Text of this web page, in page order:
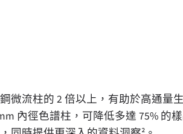
微流柱的 2 倍以上，有助於高通量
內徑色譜柱，可降低多達 75%